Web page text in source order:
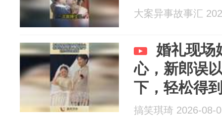
大案异事故事汇
婚礼现场
心，新郎误
下，轻松得
搞笑琪琦 2026-08-